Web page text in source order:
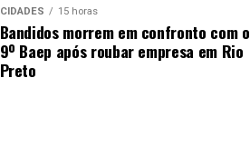
CIDADES 15 horas
Bandidos morrem em confronto com o
9º Baep após roubar empresa em Rio
Preto